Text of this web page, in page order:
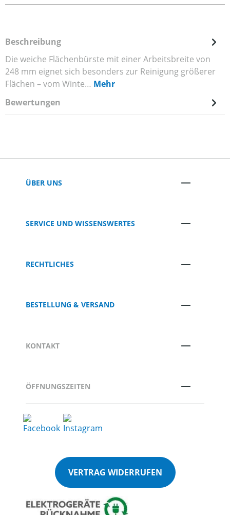
Beschreibung
Die weiche Flächenbürste mit einer Arbeitsbreite von
248 mm eignet sich besonders zur Reinigung größerer
Flächen – vom Winte… Mehr
Bewertungen
ÜBER UNS
SERVICE UND WISSENSWERTES
RECHTLICHES
BESTELLUNG & VERSAND
KONTAKT
ÖFFNUNGSZEITEN
VERTRAG WIDERRUFEN